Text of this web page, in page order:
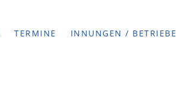
TERMINE INNUNGEN / BETRIEBE